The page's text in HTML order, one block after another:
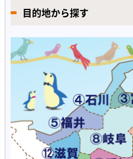
目的地から探す